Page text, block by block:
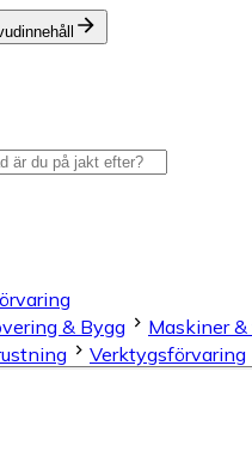
& Bygg
Maskiner
Verktygsförvaring